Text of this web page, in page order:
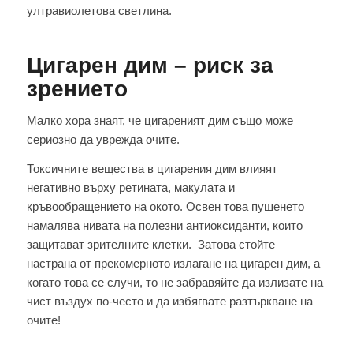
ултравиолетова светлина.
Цигарен дим – риск за
зрението
Малко хора знаят, че цигареният дим също може
сериозно да уврежда очите.
Токсичните вещества в цигарения дим влияят
негативно върху ретината, макулата и
кръвообращението на окото. Освен това пушенето
намалява нивата на полезни антиоксиданти, които
защитават зрителните клетки. Затова стойте
настрана от прекомерното излагане на цигарен дим, а
когато това се случи, то не забравяйте да излизате на
чист въздух по-често и да избягвате разтъркване на
очите!